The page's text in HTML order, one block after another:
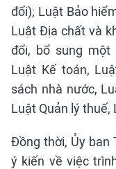
đổi); Luật Bảo
Luật Địa chất và
đổi, bổ sung một
Luật Kế toán,
sách nhà nước,
Luật Quản lý thuế,
Đồng thời, Ủy ban
ý kiến về việc